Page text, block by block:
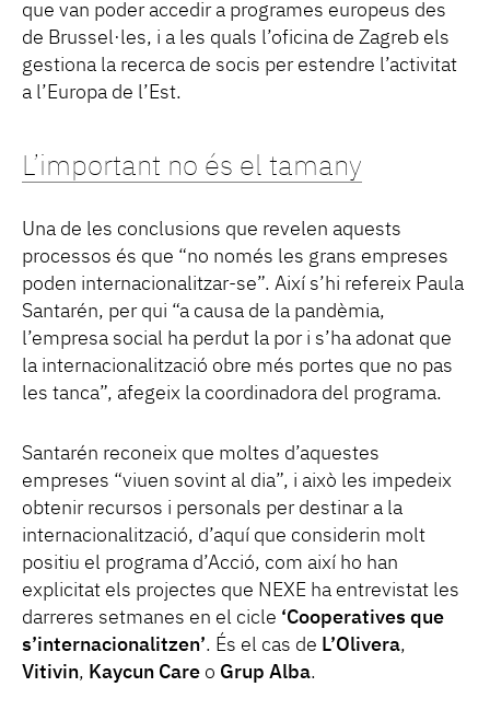
que van poder accedir a programes europeus des
de Brussel·les, i a les quals l’oficina de Zagreb els
gestiona la recerca de socis per estendre l’activitat
a l’Europa de l’Est.
L’important no és el tamany
Una de les conclusions que revelen aquests
processos és que “no només les grans empreses
poden internacionalitzar-se”. Així s’hi refereix Paula
Santarén, per qui “a causa de la pandèmia,
l’empresa social ha perdut la por i s’ha adonat que
la internacionalització obre més portes que no pas
les tanca”, afegeix la coordinadora del programa.
Santarén reconeix que moltes d’aquestes
empreses “viuen sovint al dia”, i això les impedeix
obtenir recursos i personals per destinar a la
internacionalització, d’aquí que considerin molt
positiu el programa d’Acció, com així ho han
explicitat els projectes que NEXE ha entrevistat les
darreres setmanes en el cicle ‘Cooperatives que
s’internacionalitzen’. És el cas de L’Olivera,
Vitivin, Kaycun Care o Grup Alba.